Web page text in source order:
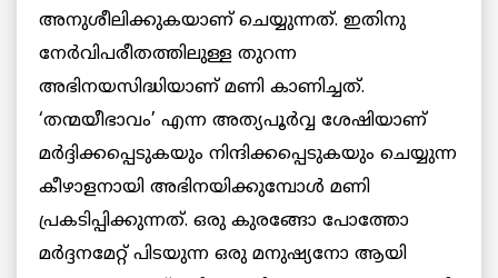
അനുശീലിക്കുകയാണ് ചെയ്യുന്നത്. ഇതിനു
നേര്‍വിപരീതത്തിലുള്ള തുറന്ന
അഭിനയസിദ്ധിയാണ് മണി കാണിച്ചത്.
‘തന്മയീഭാവം’ എന്ന അത്യപൂര്‍വ്വ ശേഷിയാണ്
മര്‍ദ്ദിക്കപ്പെടുകയും നിന്ദിക്കപ്പെടുകയും ചെയ്യുന്ന
കീഴാളനായി അഭിനയിക്കുമ്പോള്‍ മണി
പ്രകടിപ്പിക്കുന്നത്. ഒരു കുരങ്ങോ പോത്തോ
മര്‍ദ്ദനമേറ്റ് പിടയുന്ന ഒരു മനുഷ്യനോ ആയി